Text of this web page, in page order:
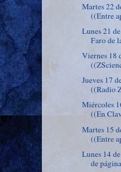
Martes 22
((Entre
Lunes 21
Faro de
Viernes 18
Jueves 17
((Radio
Miércoles
((En
Martes 15
((Entre
Lunes 14
de